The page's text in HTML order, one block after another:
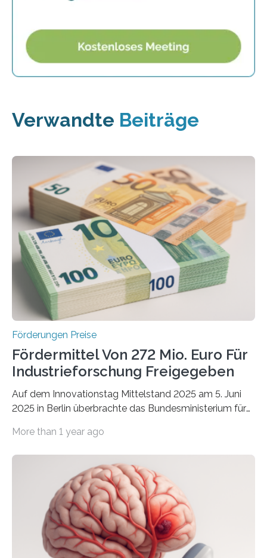
Verwandte Beiträge
Förderungen Preise
Fördermittel Von 272 Mio. Euro Für
Industrieforschung Freigegeben
Auf dem Innovationstag Mittelstand 2025 am 5. Juni
2025 in Berlin überbrachte das Bundesministerium für
Überplanmäßige Verpflichtungsermächtigungen in
Woche vom Haushaltsausschuss freigegeben – unter
anderem zur Unterstützung der
Industrieforschungsprogramme Industrielle
Gemeinschaftsforschung (IGF), Zentrales
Innovationsprogramm Mittelstand (ZIM) und
Innovationskompetenz INNO-KOM. Auf dem
Innovationstag Mittelstand 2025 am 5. Juni 2025 in
More than 1 year ago